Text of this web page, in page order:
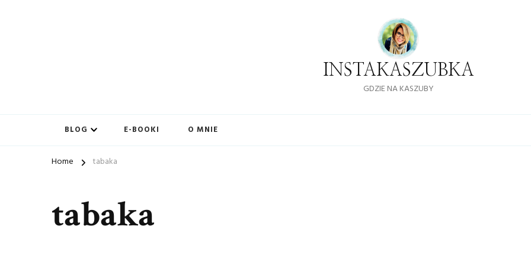
INSTAKASZUBKA
GDZIE NA KASZUBY
BLOG E-BOOKI O MNIE
Home tabaka
tabaka